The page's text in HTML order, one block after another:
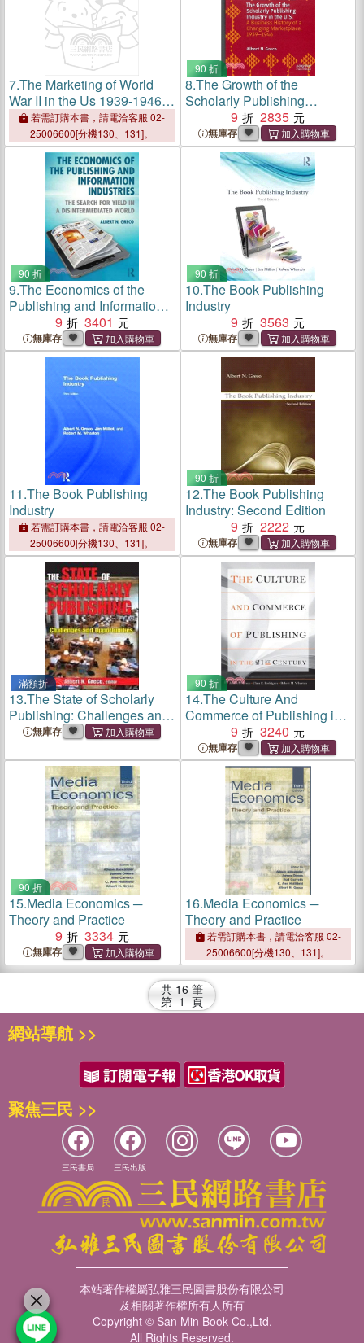
7.The Marketing of World
War II in the Us 1939-1946
― A Business History of the
Us Government and the
Media and Entertainment
Industries
若需訂購本書，請電洽客服 02-
25006600[分機130、131]。
90 折
8.The Growth of the
Scholarly Publishing
Industry in the U.S. ― A
Business History of a
Changing Marketplace,
1939-1946
9 2835
無庫存
90 折
9.The Economics of the
Publishing and Information
Industries ─ The Search for
Yield in a Disintermediated
World
9 3401
無庫存
90 折
10.The Book Publishing
Industry
9
3563
無庫存
11.The Book Publishing
Industry
若需訂購本書，請電洽客服 02-
25006600[分機130、131]。
90 折
12.The Book Publishing
Industry: Second Edition
9
2222
無庫存
滿額折
13.The State of Scholarly
Publishing: Challenges and
Opportunities
無庫存
90 折
14.The Culture And
Commerce of Publishing in
the 21st Century
9 3240
無庫存
90 折
15.Media Economics ─
Theory and Practice
9
3334
無庫存
16.Media Economics ─
Theory and Practice
若需訂購本書，請電洽客服 02-
25006600[分機130、131]。
共 16 筆
第 1 頁
網站導航 >>
聚焦三民 >>
三民書局 三民出版
本站著作權屬弘雅三民圖書股份有限公司
及相關著作權所有人所有
Copyright © San Min Book Co.,Ltd.
All Rights Reserved.